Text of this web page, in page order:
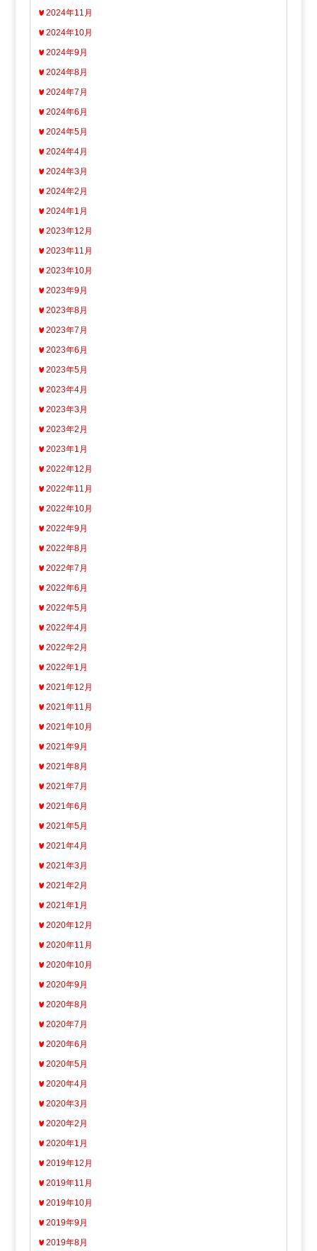
2024年11月
2024年10月
2024年9月
2024年8月
2024年7月
2024年6月
2024年5月
2024年4月
2024年3月
2024年2月
2024年1月
2023年12月
2023年11月
2023年10月
2023年9月
2023年8月
2023年7月
2023年6月
2023年5月
2023年4月
2023年3月
2023年2月
2023年1月
2022年12月
2022年11月
2022年10月
2022年9月
2022年8月
2022年7月
2022年6月
2022年5月
2022年4月
2022年2月
2022年1月
2021年12月
2021年11月
2021年10月
2021年9月
2021年8月
2021年7月
2021年6月
2021年5月
2021年4月
2021年3月
2021年2月
2021年1月
2020年12月
2020年11月
2020年10月
2020年9月
2020年8月
2020年7月
2020年6月
2020年5月
2020年4月
2020年3月
2020年2月
2020年1月
2019年12月
2019年11月
2019年10月
2019年9月
2019年8月